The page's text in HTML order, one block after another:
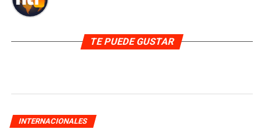
TE PUEDE GUSTAR
INTERNACIONALES